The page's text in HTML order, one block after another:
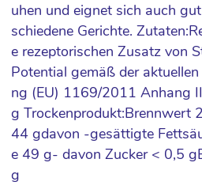
uhen und eignet sich auch
schiedene Gerichte.
e rezeptorischen Zusatz von
Potential gemäß der
ng (EU) 1169/2011 Anhang
g Trockenprodukt:Brennwert
44 gdavon -gesättigte
e 49 g- davon Zucker < 0,5
g